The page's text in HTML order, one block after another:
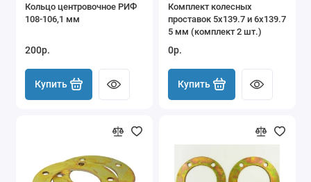
Кольцо центровочное РИФ
108-106,1 мм
200р.
Купить
Комплект колесных
проставок 5x139.7 и 6х139.7
5 мм (комплект 2 шт.)
0р.
Купить